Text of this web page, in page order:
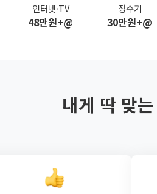
인터넷·TV
48만원+@
정수기
30만원+@
내게 딱 맞